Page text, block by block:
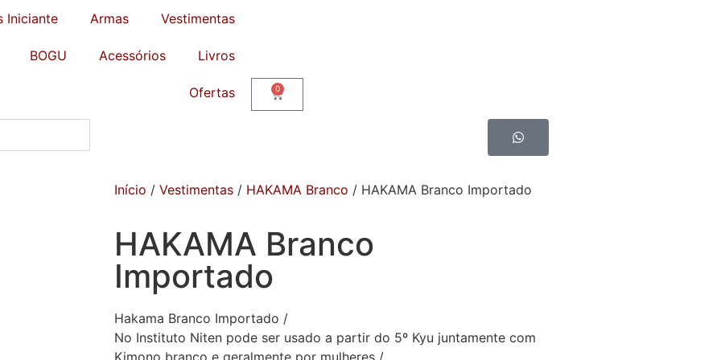
Iniciante Armas Vestimentas
BOGU Acessórios Livros
Ofertas 0
Início / Vestimentas / HAKAMA Branco / HAKAMA Branco Importado
HAKAMA Branco
Importado
Hakama Branco Importado /
No Instituto Niten pode ser usado a partir do 5º Kyu juntamente com
Kimono branco e geralmente por mulheres /